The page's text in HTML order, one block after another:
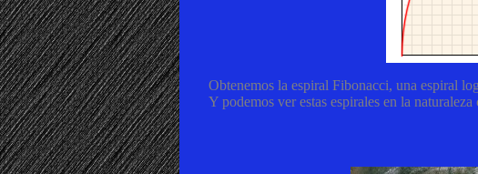
Obtenemos la espiral Fibonacci, una espiral
Y podemos ver estas espirales en la